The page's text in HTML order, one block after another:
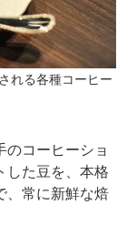
れる各種コーヒー
コーヒーショ
した豆を、本格
、常に新鮮な焙